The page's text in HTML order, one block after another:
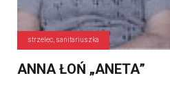
strzelec, sanitariuszka
ANNA ŁOŃ „ANETA”